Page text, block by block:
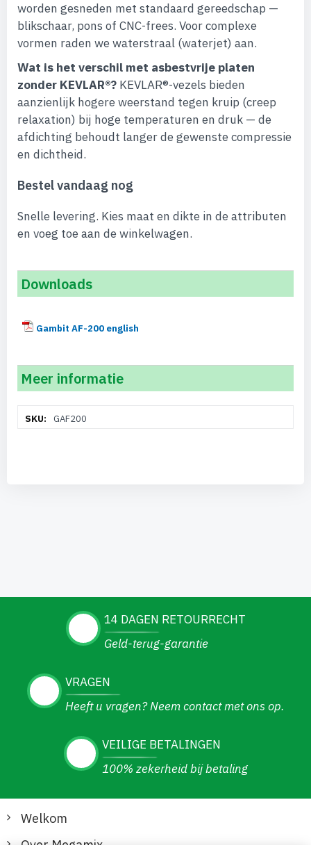
worden gesneden met standaard gereedschap —
blikschaar, pons of CNC-frees. Voor complexe
vormen raden we waterstraal (waterjet) aan.
Wat is het verschil met asbestvrije platen
zonder KEVLAR®? KEVLAR®-vezels bieden
aanzienlijk hogere weerstand tegen kruip (creep
relaxation) bij hoge temperaturen en druk — de
afdichting behoudt langer de gewenste compressie
en dichtheid.
Bestel vandaag nog
Snelle levering. Kies maat en dikte in de attributen
en voeg toe aan de winkelwagen.
Downloads
Gambit AF-200 english
Meer informatie
informatieGAF200
14 DAGEN RETOURRECHT
Geld-terug-garantie
VRAGEN
Heeft u vragen? Neem contact met ons op.
VEILIGE BETALINGEN
100% zekerheid bij betaling
Welkom
Over Megamix